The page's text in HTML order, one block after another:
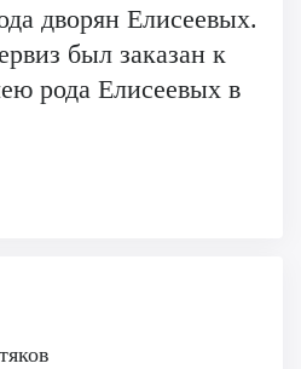
дворян Елисеевых.
был заказан к
рода Елисеевых в